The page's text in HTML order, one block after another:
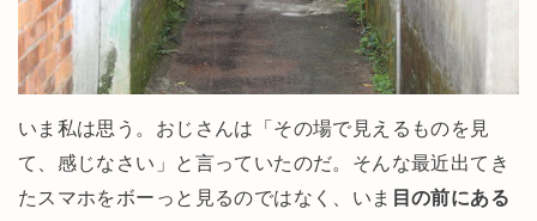
いま私は思う。おじさんは「その場で見えるものを見
て、感じなさい」と言っていたのだ。そんな最近出てき
たスマホをボーっと見るのではなく、いま 目の前にある